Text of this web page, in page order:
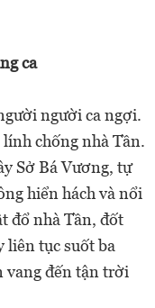
ca
người ca ngợi.
chống nhà Tần.
Sở Bá Vương, tự
hiển hách và nổi
đổ nhà Tần, đốt
liên tục suốt ba
vang đến tận trời